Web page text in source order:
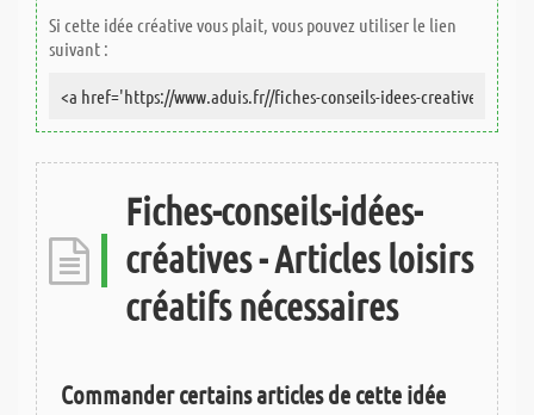
Si cette idée créative vous plait, vous pouvez utiliser le lien
suivant :
Fiches-conseils-idées-
créatives - Articles loisirs
créatifs nécessaires
Commander certains articles de cette idée